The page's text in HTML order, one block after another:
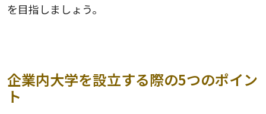
を目指しましょう。
企業内大学を設立する際の5つのポイン
ト